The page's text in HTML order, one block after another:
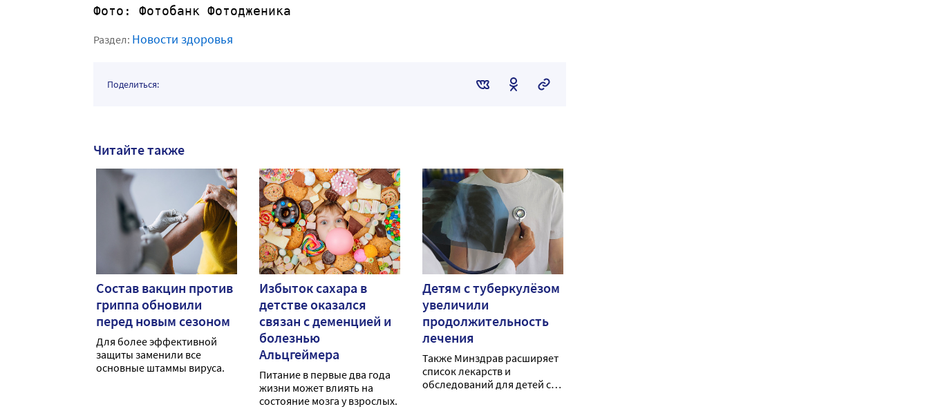
Фото: Фотобанк Фотодженика
Раздел: Новости здоровья
Поделиться:
Читайте также
Состав вакцин против
гриппа обновили
перед новым сезоном
Для более эффективной
защиты заменили все
основные штаммы вируса.
Избыток сахара в
детстве оказался
связан с деменцией и
болезнью
Альцгеймера
Питание в первые два года
жизни может влиять на
состояние мозга у взрослых.
Детям с туберкулёзом
увеличили
продолжительность
лечения
Также Минздрав расширяет
список лекарств и
обследований для детей с